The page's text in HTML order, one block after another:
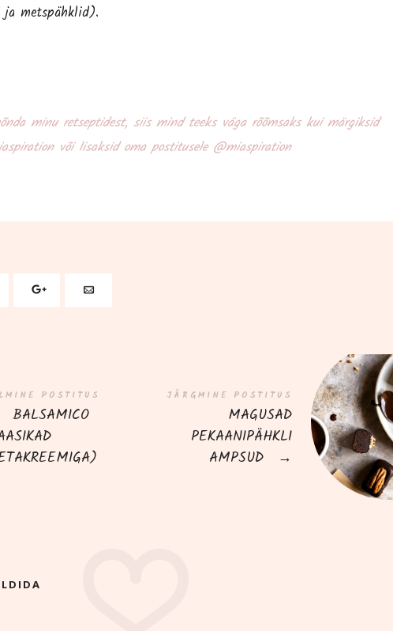
metspähklid).
minu ret­sep­ti­dest, siis mind teeks väga rõõm­saks kui mär­gik­sid
või lisak­sid oma pos­ti­tu­se­le @miaspiration
POSTITUS
BALSAMICO
JÄRGMINE POSTITUS
MAGUSAD
PEKAANIPÄHKLI
AMPSUD
→